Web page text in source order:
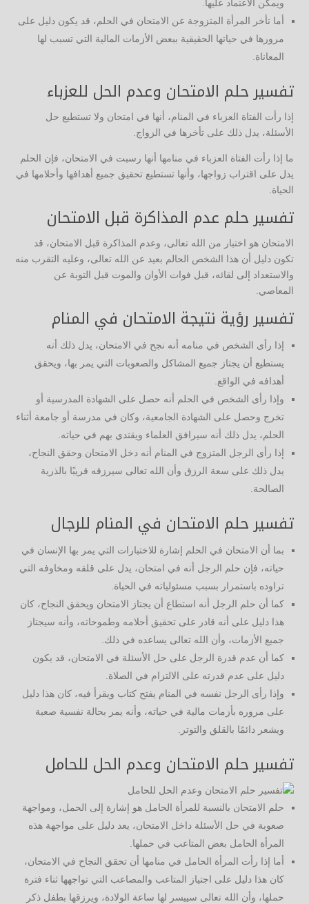
ويمكن الاعتماد عليها.
أما تأخر المرأة المتزوجة عن الامتحان في الحلم، قد يكون دليل على
مرورها في حياتها الحقيقية ببعض الأزمات المالية التي تسبب لها
المعاناة.
تفسير حلم الامتحان وعدم الحل للعزباء
إذا رأت الفتاة العزباء في المنام، أنها في امتحان ولا تستطيع حل
الأسئلة، يدل ذلك على تأخرها في الزواج.
ما إذا رأت الفتاة العزباء في منامها أنها رسبت في الامتحان، فإن الحلم
يدل على اقتراب زواجها، وأنها تستطيع تحقيق جميع أهدافها وأحلامها في
الحياة.
تفسير حلم عدم المذاكرة قبل الامتحان
الامتحان هو اختبار من الله تعالى، وعدم المذاكرة قبل الامتحان، قد
تكون دليل أن هذا الشخص الحالم بعيد عن الله تعالى، وعليه التقرب منه
والاستعداد إلى لقائه، قبل فوات الأوان والموت قبل التوبة عن
المعاصي.
تفسير رؤية نتيجة الامتحان في المنام
إذا رأى الشخص في منامه أنه نجح في الامتحان، يدل ذلك أنه
يستطيع أن يجتاز جميع المشاكل والصعوبات التي يمر بها، ويحقق
أهدافه في الواقع.
وإذا رأى الشخص في الحلم أنه حصل على الشهادة المدرسية أو
تخرج وحصل على الشهادة الجامعية، وكان في مدرسة أو جامعة أثناء
الحلم، يدل ذلك أنه سيرافق العلماء ويقتدي بهم في حياته.
إذا رأى الرجل المتزوج في المنام أنه دخل الامتحان وحقق النجاح،
يدل ذلك على سعة الرزق وأن الله تعالى سيرزقه قريبًا بالذرية
الصالحة.
تفسير حلم الامتحان في المنام للرجال
بما أن الامتحان في الحلم إشارة للاختبارات التي يمر بها الإنسان في
حياته، فإن حلم الرجل أنه في امتحان، يدل على قلقه ومخاوفه التي
تراوده باستمرار بسبب مسئولياته في الحياة.
كما أن حلم الرجل أنه استطاع أن يجتاز الامتحان ويحقق النجاح، كان
هذا دليل على أنه قادر على تحقيق أحلامه وطموحاته، وأنه سيجتاز
جميع الأزمات، وأن الله تعالى يساعده في ذلك.
كما أن عدم قدرة الرجل على حل الأسئلة في الامتحان، قد يكون
دليل على عدم قدرته على الالتزام في الصلاة.
وإذا رأى الرجل نفسه في المنام يفتح كتاب ويقرأ فيه، كان هذا دليل
على مروره بأزمات مالية في حياته، وأنه يمر بحالة نفسية صعبة
ويشعر دائمًا بالقلق والتوتر.
تفسير حلم الامتحان وعدم الحل للحامل
حلم الامتحان بالنسبة للمرأة الحامل هو إشارة إلى الحمل، ومواجهة
صعوبة في حل الأسئلة داخل الامتحان، يعد دليل على مواجهة هذه
المرأة الحامل بعض المتاعب في حملها.
أما إذا رأت المرأة الحامل في منامها أن تحقق النجاح في الامتحان،
كان هذا دليل على اجتياز المتاعب والمصاعب التي تواجهها ثناء فترة
حملها، وأن الله تعالى سييسر لها ساعة الولادة، ويرزقها بطفل ذكر